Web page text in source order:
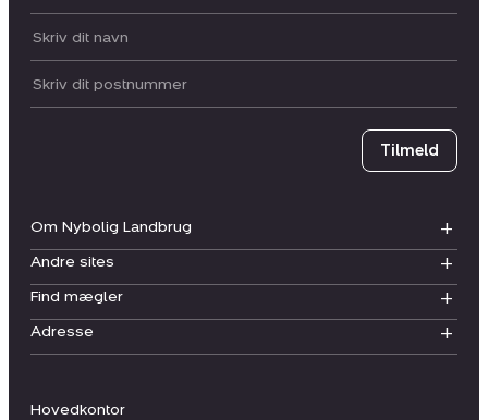
Hovedkontor
Om Nybolig Landbrug
Andre sites
Find mægler
Adresse
Dit navn:
Postnummer
Tilmeld